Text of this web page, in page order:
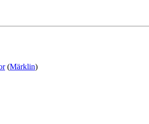
(Märklin)